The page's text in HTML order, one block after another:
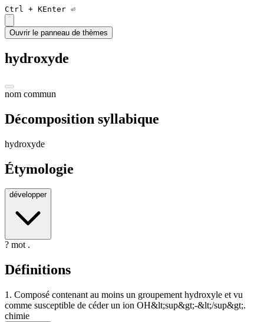
Ctrl + KEnter ⏎
Ouvrir le panneau de thèmes
hydroxyde
nom commun
Décomposition syllabique
hydroxyde
Étymologie
développer
? mot .
Définitions
1. Composé contenant au moins un groupement hydroxyle et vu
comme susceptible de céder un ion OH&lt;sup&gt;-&lt;/sup&gt;.
chimie